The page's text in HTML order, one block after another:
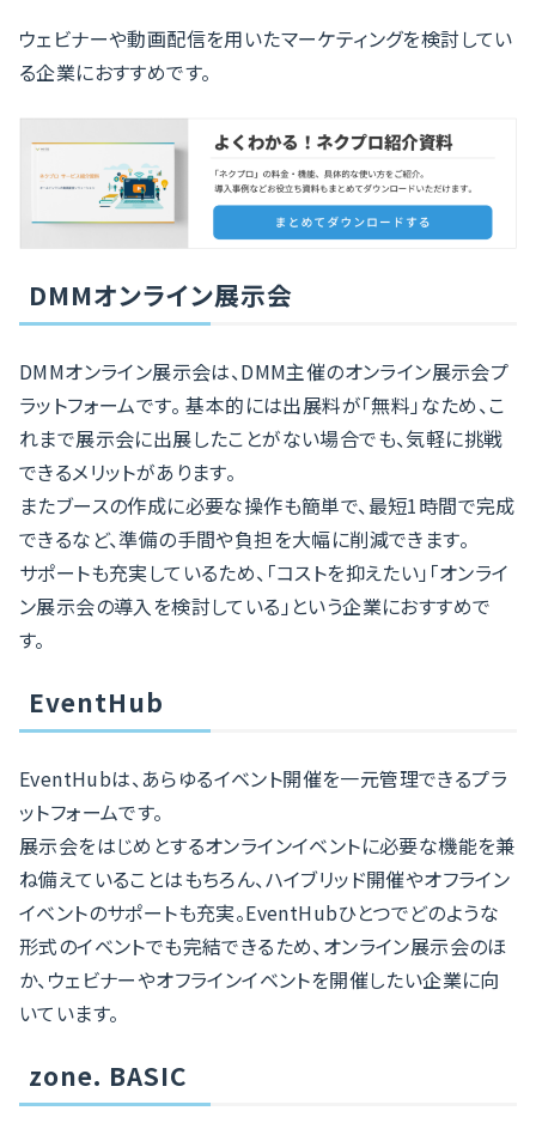
ウェビナーや動画配信を用いたマーケティングを検討してい
る企業におすすめです。
DMMオンライン展示会
DMMオンライン展示会は、DMM主催のオンライン展示会プ
ラットフォームです。 基本的には出展料が「無料」なため、こ
れまで展示会に出展したことがない場合でも、気軽に挑戦
できるメリットがあります。
またブースの作成に必要な操作も簡単で、最短1時間で完成
できるなど、準備の手間や負担を大幅に削減できます。
サポートも充実しているため、「コストを抑えたい」「オンライ
ン展示会の導入を検討している」という企業におすすめで
す。
EventHub
EventHubは、あらゆるイベント開催を一元管理できるプラ
ットフォームです。
展示会をはじめとするオンラインイベントに必要な機能を兼
ね備えていることはもちろん、ハイブリッド開催やオフライン
イベントのサポートも充実。EventHubひとつでどのような
形式のイベントでも完結できるため、オンライン展示会のほ
か、ウェビナーやオフラインイベントを開催したい企業に向
いています。
zone. BASIC